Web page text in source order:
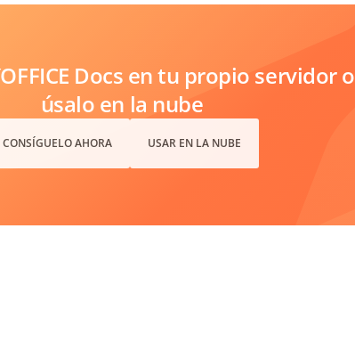
Docs en tu propio servidor o
úsalo en la nube
CONSÍGUELO AHORA USAR EN LA NUBE